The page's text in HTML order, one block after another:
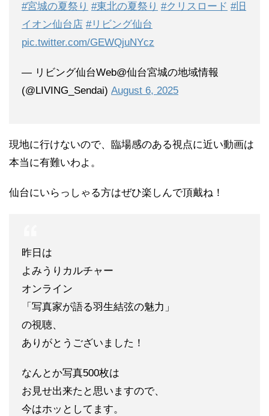
#宮城の夏祭り #東北の夏祭り #クリスロード #旧
イオン仙台店 #リビング仙台
pic.twitter.com/GEWQjuNYcz
— リビング仙台Web@仙台宮城の地域情報
(@LIVING_Sendai) August 6, 2025
現地に行けないので、臨場感のある視点に近い動画は
本当に有難いわよ。
仙台にいらっしゃる方はぜひ楽しんで頂戴ね！
昨日は
よみうりカルチャー
オンライン
「写真家が語る羽生結弦の魅力」
の視聴、
ありがとうございました！
なんとか写真500枚は
お見せ出来たと思いますので、
今はホッとしてます。